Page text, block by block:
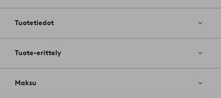
Tuotetiedot
Tuote-erittely
Maksu